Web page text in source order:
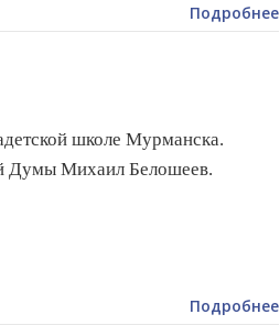
Подробнее
школе Мурманска.
Думы Михаил Белошеев.
Подробнее